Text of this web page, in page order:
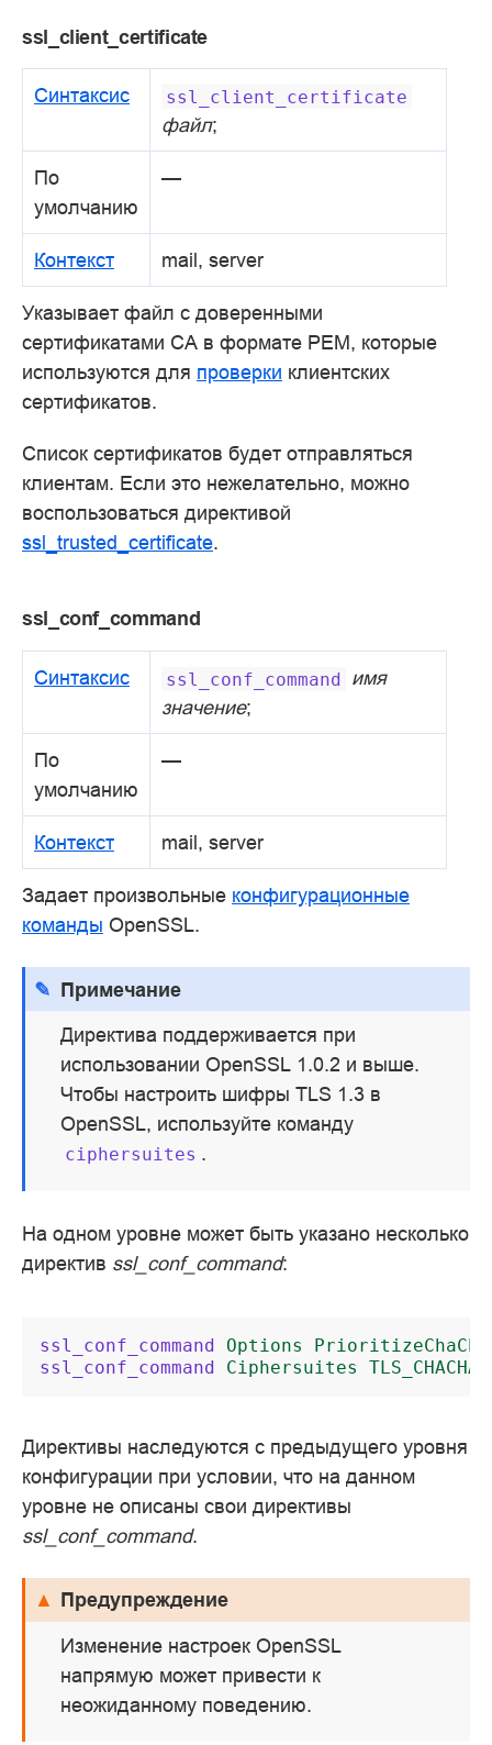
ssl_client_certificate
Синтаксис ssl_client_certificate
файл;
По
умолчанию
—
Контекст mail, server
Указывает файл с доверенными
сертификатами CA в формате PEM, которые
используются для проверки клиентских
сертификатов.
Список сертификатов будет отправляться
клиентам. Если это нежелательно, можно
воспользоваться директивой
ssl_trusted_certificate.
ssl_conf_command
Синтаксис ssl_conf_command имя
значение;
По
умолчанию
—
Контекст mail, server
Задает произвольные конфигурационные
команды OpenSSL.
Примечание
Директива поддерживается при
использовании OpenSSL 1.0.2 и выше.
Чтобы настроить шифры TLS 1.3 в
OpenSSL, используйте команду
ciphersuites .
На одном уровне может быть указано несколько
директив ssl_conf_command:
ssl_conf_command Options PrioritizeChaCha
ssl_conf_command
Ciphersuites
Директивы наследуются с предыдущего уровня
конфигурации при условии, что на данном
уровне не описаны свои директивы
ssl_conf_command.
Предупреждение
Изменение настроек OpenSSL
напрямую может привести к
неожиданному поведению.